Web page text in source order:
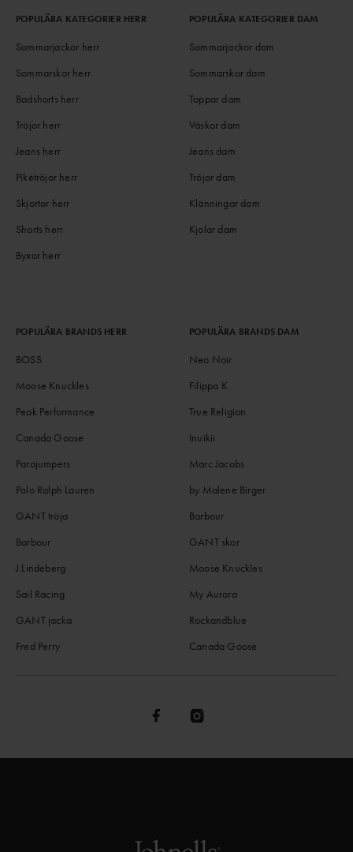
POPULÄRA KATEGORIER HERR
Sommarjackor herr
Sommarskor herr
Badshorts herr
Tröjor herr
Jeans herr
Pikétröjor herr
Skjortor herr
Shorts herr
Byxor herr
POPULÄRA KATEGORIER DAM
Sommarjackor dam
Sommarskor dam
Toppar dam
Väskor dam
Jeans dam
Tröjor dam
Klänningar dam
Kjolar dam
POPULÄRA BRANDS HERR
BOSS
Moose Knuckles
Peak Performance
Canada Goose
Parajumpers
Polo Ralph Lauren
GANT tröja
Barbour
J.Lindeberg
Sail Racing
GANT jacka
Fred Perry
POPULÄRA BRANDS DAM
Neo Noir
Filippa K
True Religion
Inuikii
Marc Jacobs
by Malene Birger
Barbour
GANT skor
Moose Knuckles
My Aurora
Rockandblue
Canada Goose